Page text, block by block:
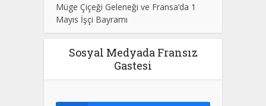
Müge Çiçeği Geleneği ve Fransa’da 1
Mayıs İşçi Bayramı
Sosyal Medyada Fransız
Gastesi